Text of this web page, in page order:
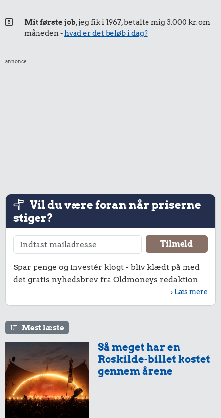
Mit første job, jeg fik i 1967, betalte mig 3.000 kr. om
måneden -hvad er det beløb i dag?
annonce
Vil du være foran når priserne
stiger?
Spar penge og investér klogt - bliv klædt på med
det gratis nyhedsbrev fra Oldmoneys redaktion
› Læs mere
Mest læste
Så meget har en
Roskilde-billet kostet
gennem årene